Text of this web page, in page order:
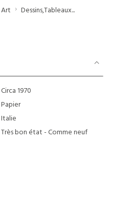
Art Dessins,Tableaux...
Circa 1970
Papier
Italie
Très bon état - Comme neuf